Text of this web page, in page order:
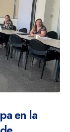
en la